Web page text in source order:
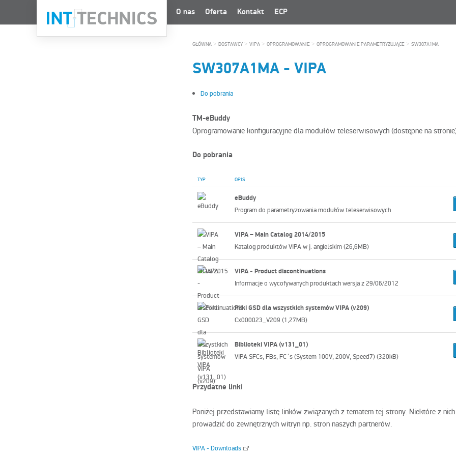
O nas Oferta Kontakt ECP
GŁÓWNA > DOSTAWCY > VIPA > OPROGRAMOWANIE > OPROGRAMOWANIE PARAMETRYZUJĄCE > SW307A1MA
SW307A1MA - VIPA
Do pobrania
TM-eBuddy
Oprogramowanie konfiguracyjne dla modułów teleserwisowych (dostępne na
Do pobrania
TYP OPIS
eBuddy
Program do parametryzowania modułów teleserwisowych
VIPA – Main Catalog 2014/2015
Katalog produktów VIPA w j. angielskim (26,6MB)
VIPA - Product discontinuations
Informacje o wycofywanych produktach wersja z 29/06/2012
Pliki GSD dla wszystkich systemów VIPA (v209)
Cx000023_V209 (1,27MB)
Biblioteki VIPA (v131_01)
VIPA SFCs, FBs, FC´s (System 100V, 200V, Speed7) (320kB)
Przydatne linki
Poniżej przedstawiamy listę linków związanych z tematem tej strony. Niektóre z
prowadzić do zewnętrznych witryn np. stron naszych partnerów.
VIPA - Downloads